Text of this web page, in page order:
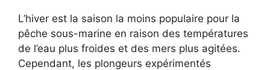
L’hiver est la saison la moins populaire pour la
pêche sous-marine en raison des températures
de l’eau plus froides et des mers plus agitées.
Cependant, les plongeurs expérimentés